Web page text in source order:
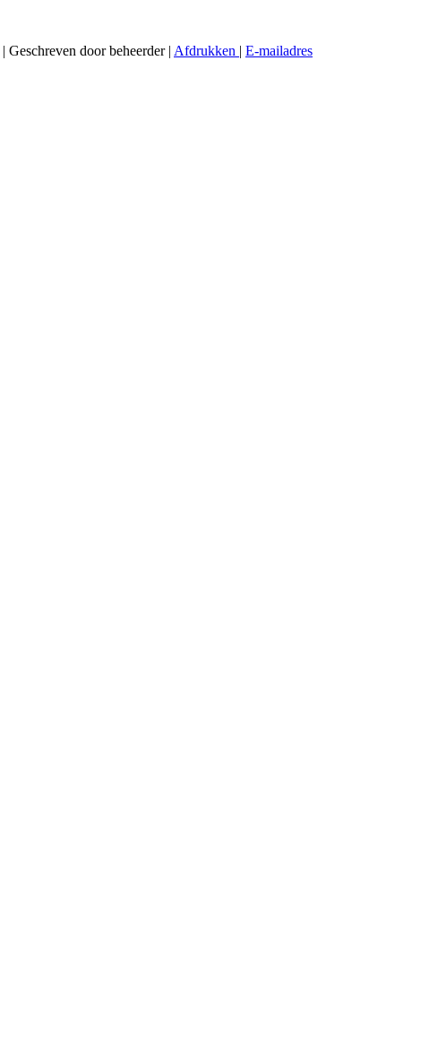
| Geschreven door beheerder| Afdrukken | E-mailadres